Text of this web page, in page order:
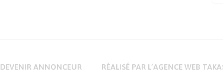
DEVENIR ANNONCEUR RÉALISÉ PAR L’AGENCE WEB